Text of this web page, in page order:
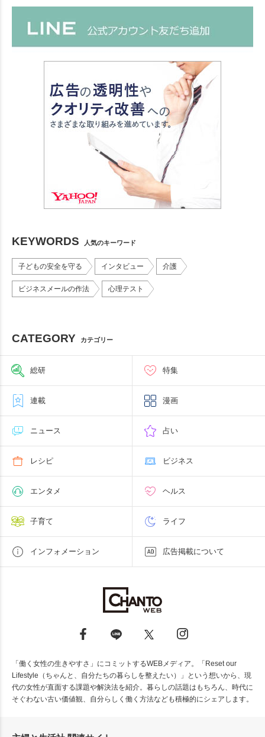
KEYWORDS 人気のキーワード
子どもの安全を守る インタビュー 介護
ビジネスメールの作法 心理テスト
CATEGORY カテゴリー
総研 特集
連載 漫画
ニュース 占い
レシピ ビジネス
エンタメ ヘルス
子育て ライフ
インフォメーション 広告掲載について
「働く女性の生きやすさ」にコミットするWEBメディア。「Reset our
Lifestyle（ちゃんと、自分たちの暮らしを整えたい）」という想いから、現
代の女性が直面する課題や解決法を紹介。暮らしの話題はもちろん、時代に
そぐわない古い価値観、自分らしく働く方法なども積極的にシェアします。